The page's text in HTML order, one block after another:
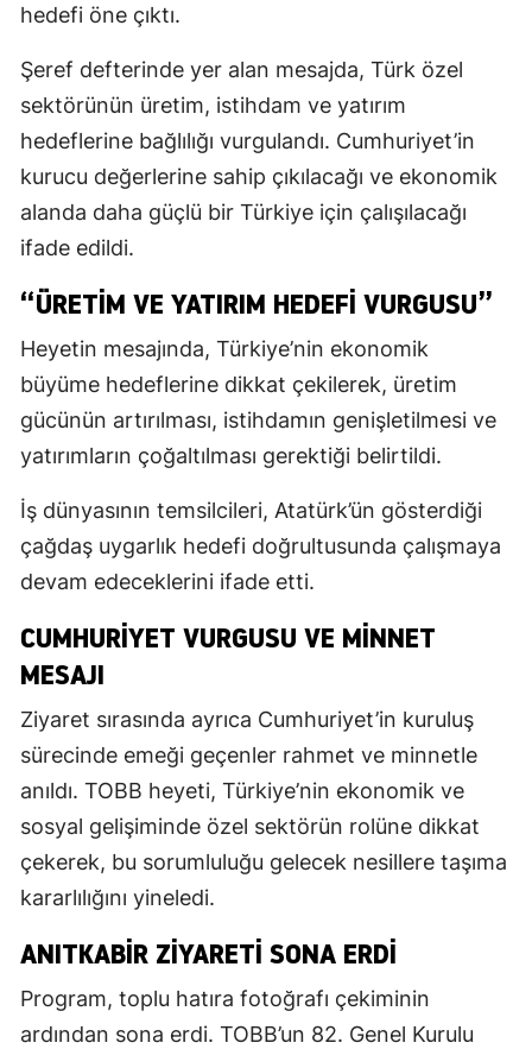
hedefi öne çıktı.
Şeref defterinde yer alan mesajda, Türk özel
sektörünün üretim, istihdam ve yatırım
hedeflerine bağlılığı vurgulandı. Cumhuriyet’in
kurucu değerlerine sahip çıkılacağı ve ekonomik
alanda daha güçlü bir Türkiye için çalışılacağı
ifade edildi.
“ÜRETIM VE YATIRIM HEDEFI VURGUSU”
Heyetin mesajında, Türkiye’nin ekonomik
büyüme hedeflerine dikkat çekilerek, üretim
gücünün artırılması, istihdamın genişletilmesi ve
yatırımların çoğaltılması gerektiği belirtildi.
İş dünyasının temsilcileri, Atatürk’ün gösterdiği
çağdaş uygarlık hedefi doğrultusunda çalışmaya
devam edeceklerini ifade etti.
CUMHURIYET VURGUSU VE MINNET
MESAJI
Ziyaret sırasında ayrıca Cumhuriyet’in kuruluş
sürecinde emeği geçenler rahmet ve minnetle
anıldı. TOBB heyeti, Türkiye’nin ekonomik ve
sosyal gelişiminde özel sektörün rolüne dikkat
çekerek, bu sorumluluğu gelecek nesillere taşıma
kararlılığını yineledi.
ANITKABIR ZIYARETI SONA ERDI
Program, toplu hatıra fotoğrafı çekiminin
ardından sona erdi. TOBB’un 82. Genel Kurulu